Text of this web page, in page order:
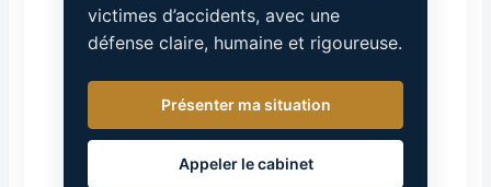
victimes d’accidents, avec une
défense claire, humaine et rigoureuse.
Présenter ma situation
Appeler le cabinet